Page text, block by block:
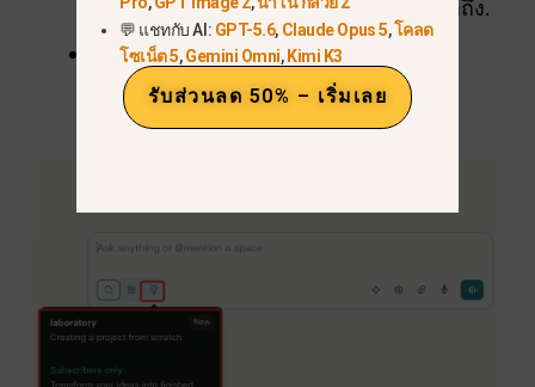
มือและคุณสมบัติสร้างสรรค์ที่กำลังจะมาถึง.
เหมาะที่สุดสำหรับ:ผู้ใช้งานกลุ่มแรก นัก
พัฒนา และผู้ที่ชื่นชอบ AI
💬 แชทกับ AI: GPT-5.6, Claude Opus 5,โคลด
โซเน็ต 5,Gemini Omni,Kimi K3
รับส่วนลด 50% – เริ่มเลย